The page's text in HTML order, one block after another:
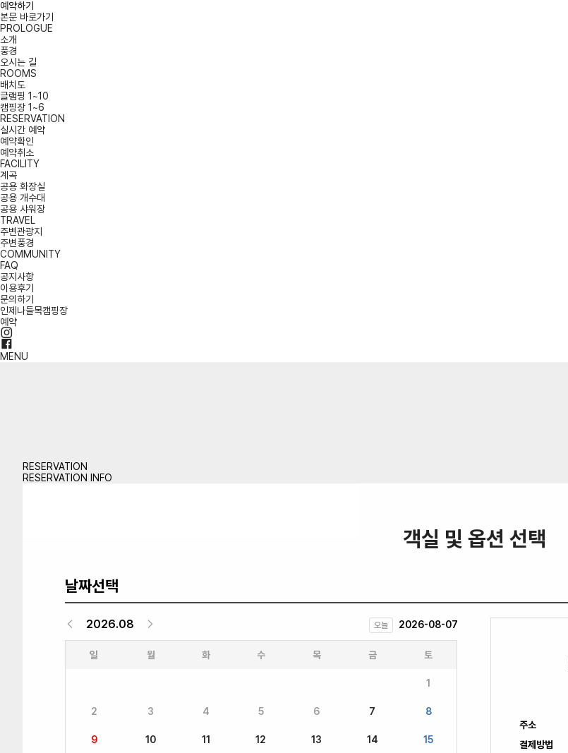
예약하기
본문 바로가기
PROLOGUE
소개
풍경
오시는 길
ROOMS
배치도
글램핑 1~10
캠핑장 1~6
RESERVATION
실시간 예약
예약확인
예약취소
FACILITY
계곡
공용 화장실
공용 개수대
공용 샤워장
TRAVEL
주변관광지
주변풍경
COMMUNITY
FAQ
공지사항
이용후기
문의하기
인제나들목캠핑장
예약
MENU
RESERVATION
RESERVATION INFO
객실 및 옵션 선택
날짜선택
2026.08 오늘 2026-08-07
일 월 화 수 목 금 토
1
2 3 4 5 6 7 8
9 10 11 12 13 14 15
주소
결제방법